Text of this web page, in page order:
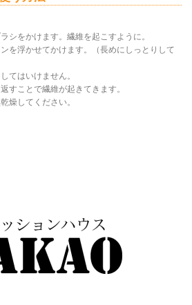
シをかけます。繊維を起こすように。
を浮かせてかけます。（長めにしっとりして
てはいけません。
すことで繊維が起きてきます。
燥してください。